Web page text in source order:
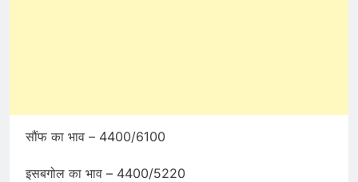
सौंफ का भाव – 4400/6100
इसबगोल का भाव – 4400/5220